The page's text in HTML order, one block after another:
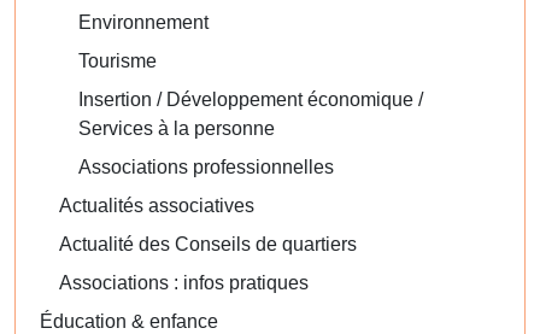
Environnement
Tourisme
Insertion / Développement économique /
Services à la personne
Associations professionnelles
Actualités associatives
Actualité des Conseils de quartiers
Associations : infos pratiques
Éducation & enfance